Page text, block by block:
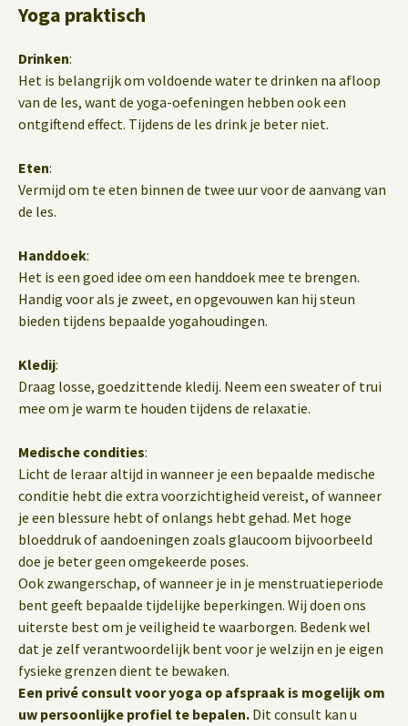
Yoga praktisch
Drinken:
Het is belangrijk om voldoende water te drinken na afloop
van de les, want de yoga-oefeningen hebben ook een
ontgiftend effect. Tijdens de les drink je beter niet.
Eten:
Vermijd om te eten binnen de twee uur voor de aanvang van
de les.
Handdoek:
Het is een goed idee om een handdoek mee te brengen.
Handig voor als je zweet, en opgevouwen kan hij steun
bieden tijdens bepaalde yogahoudingen.
Kledij:
Draag losse, goedzittende kledij. Neem een sweater of trui
mee om je warm te houden tijdens de relaxatie.
Medische condities:
Licht de leraar altijd in wanneer je een bepaalde medische
conditie hebt die extra voorzichtigheid vereist, of wanneer
je een blessure hebt of onlangs hebt gehad. Met hoge
bloeddruk of aandoeningen zoals glaucoom bijvoorbeeld
doe je beter geen omgekeerde poses.
Ook zwangerschap, of wanneer je in je menstruatieperiode
bent geeft bepaalde tijdelijke beperkingen. Wij doen ons
uiterste best om je veiligheid te waarborgen. Bedenk wel
dat je zelf verantwoordelijk bent voor je welzijn en je eigen
fysieke grenzen dient te bewaken.
Een privé consult voor yoga op afspraak is mogelijk om
uw persoonlijke profiel te bepalen. Dit consult kan u